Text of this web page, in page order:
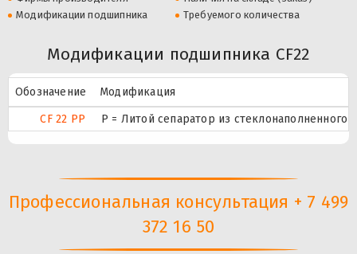
Модификации подшипника
Требуемого количества
Модификации подшипника CF22
Обозначение
Модификация
CF 22 PP
P = Литой сепаратор из
Профессиональная консультация + 7 499
372 16 50